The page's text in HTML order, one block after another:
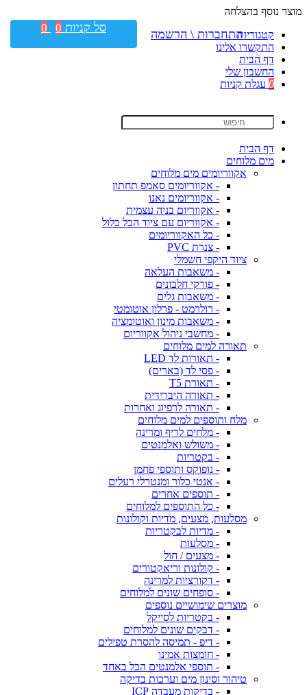
מוצר נוסף בהצלחה
קטגוריות
התקשרו אלינו
דף הבית
החשבון שלי
0 עגלת קניות
דף הבית
מים מלוחים
אקווריומים מים מלוחים
- אקווריומים סאמפ תחתון
- אקווריומים נאנו
- אקווריום בניה עצמית
- אקווריום עם ציוד הכל כלול
- כל האקווריומים
- צנרת PVC
ציוד היקפי חשמלי
- משאבות העלאה
- פורקי חלבונים
- משאבות גלים
- רולרמט - פרלון אוטומטי
- משאבות מינון ואוטומציה
- מחשבי ניהול אקווריום
תאורה למים מלוחים
- תאורות לד LED
- פסי לד (בארים)
- תאורת T5
- תאורה היברידית
- תאורה לרפיוג ואחרות
מלח ותוספים למים מלוחים
- מלחים לריף ומרינה
- משולש ואלמנטים
- בקטריות
- נופוקס ותוספי פחמן
- אנטי כלור ומנטרלי רעלים
- תוספים אחרים
- כל התוספים למלוחים
מסלעות, מצעים, מדיות וקולונות
- מדיות לבקטריות
- מסלעות
- מצעים / חול
- קולונות וריאקטורים
- דקורציות למרינה
- סופחים שונים למלוחים
מוצרים שימושיים נוספים
- בקטריות לסייקל
- דבקים שונים למלוחים
- דיפ - תמיסה להסרת טפילים
- חומצות אמינו
- תוספי אלמנטים הכל באחד
טיהור וסינון מים וערכות בדיקה
- בדיקות מעבדה ICP
התחברות \ הרשמה סל קניות 0
0